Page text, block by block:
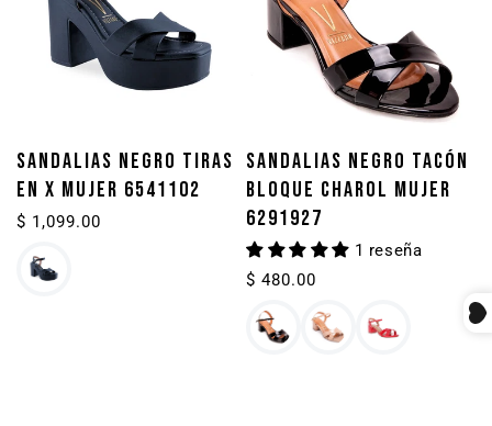
SANDALIAS NEGRO TIRAS
EN X MUJER 6541102
Precio
$ 1,099.00
SANDALIAS NEGRO TACÓN
BLOQUE CHAROL MUJER
6291927
1 reseña
Precio
$ 480.00